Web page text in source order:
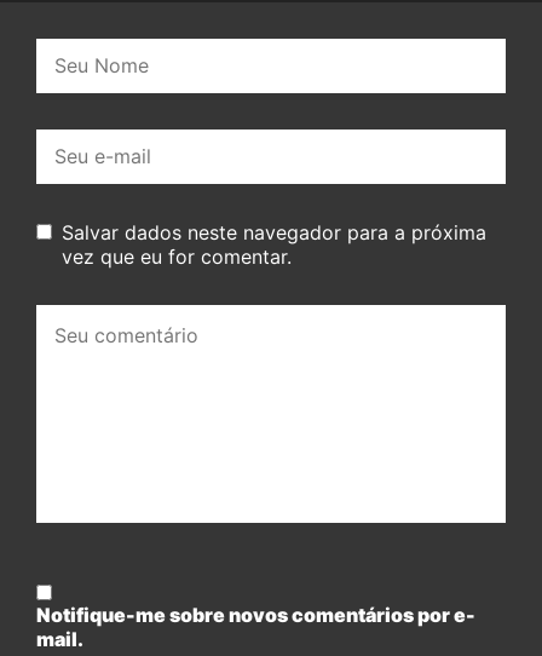
mail:
Salvar dados neste navegador para a próxima
vez que eu for comentar.
comentário:
Notifique-me sobre novos comentários por e-
mail.